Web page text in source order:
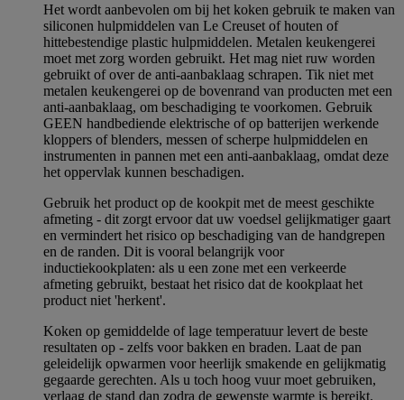
Het wordt aanbevolen om bij het koken gebruik te maken van
siliconen hulpmiddelen van Le Creuset of houten of
hittebestendige plastic hulpmiddelen. Metalen keukengerei
moet met zorg worden gebruikt. Het mag niet ruw worden
gebruikt of over de anti-aanbaklaag schrapen. Tik niet met
metalen keukengerei op de bovenrand van producten met een
anti-aanbaklaag, om beschadiging te voorkomen. Gebruik
GEEN handbediende elektrische of op batterijen werkende
kloppers of blenders, messen of scherpe hulpmiddelen en
instrumenten in pannen met een anti-aanbaklaag, omdat deze
het oppervlak kunnen beschadigen.
Gebruik het product op de kookpit met de meest geschikte
afmeting - dit zorgt ervoor dat uw voedsel gelijkmatiger gaart
en vermindert het risico op beschadiging van de handgrepen
en de randen. Dit is vooral belangrijk voor
inductiekookplaten: als u een zone met een verkeerde
afmeting gebruikt, bestaat het risico dat de kookplaat het
product niet 'herkent'.
Koken op gemiddelde of lage temperatuur levert de beste
resultaten op - zelfs voor bakken en braden. Laat de pan
geleidelijk opwarmen voor heerlijk smakende en gelijkmatig
gegaarde gerechten. Als u toch hoog vuur moet gebruiken,
verlaag de stand dan zodra de gewenste warmte is bereikt.